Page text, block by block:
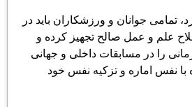
تمامی جوانان و ورزشکاران باید در
علم و عمل صالح تجهیز کرده و
را در مسابقات داخلی و جهانی
نفس اماره و تزکیه نفس خود